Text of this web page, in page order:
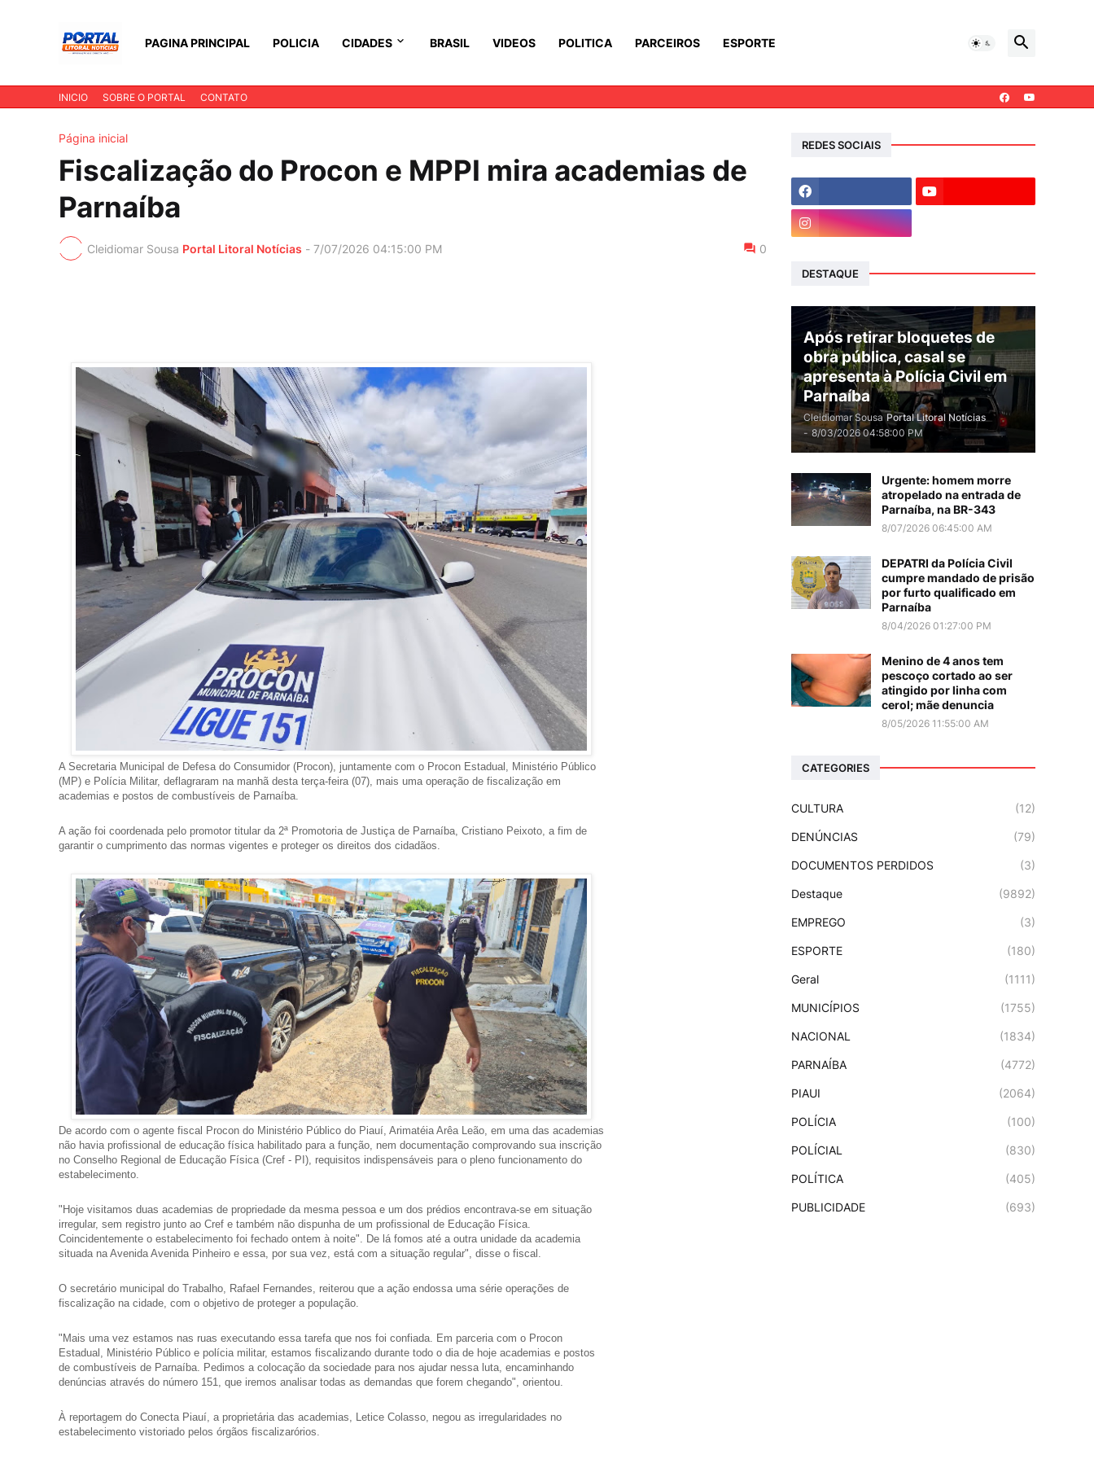
PAGINA PRINCIPAL POLICIA CIDADES BRASIL VIDEOS POLITICA PARCEIROS ESPORTE
INICIO SOBRE O PORTAL CONTATO
Página inicial
Fiscalização do Procon e MPPI mira academias de
Parnaíba
Cleidiomar Sousa Portal Litoral Notícias - 7/07/2026 04:15:00 PM 0
A Secretaria Municipal de Defesa do Consumidor (Procon), juntamente com o Procon Estadual, Ministério Público
(MP) e Polícia Militar, deflagraram na manhã desta terça-feira (07), mais uma operação de fiscalização em
academias e postos de combustíveis de Parnaíba.
A ação foi coordenada pelo promotor titular da 2ª Promotoria de Justiça de Parnaíba, Cristiano Peixoto, a fim de
garantir o cumprimento das normas vigentes e proteger os direitos dos cidadãos.
De acordo com o agente fiscal Procon do Ministério Público do Piauí, Arimatéia Arêa Leão, em uma das academias
não havia profissional de educação física habilitado para a função, nem documentação comprovando sua inscrição
no Conselho Regional de Educação Física (Cref - PI), requisitos indispensáveis para o pleno funcionamento do
estabelecimento.
"Hoje visitamos duas academias de propriedade da mesma pessoa e um dos prédios encontrava-se em situação
irregular, sem registro junto ao Cref e também não dispunha de um profissional de Educação Física.
Coincidentemente o estabelecimento foi fechado ontem à noite". De lá fomos até a outra unidade da academia
situada na Avenida Avenida Pinheiro e essa, por sua vez, está com a situação regular", disse o fiscal.
O secretário municipal do Trabalho, Rafael Fernandes, reiterou que a ação endossa uma série operações de
fiscalização na cidade, com o objetivo de proteger a população.
"Mais uma vez estamos nas ruas executando essa tarefa que nos foi confiada. Em parceria com o Procon
Estadual, Ministério Público e polícia militar, estamos fiscalizando durante todo o dia de hoje academias e postos
de combustíveis de Parnaíba. Pedimos a colocação da sociedade para nos ajudar nessa luta, encaminhando
denúncias através do número 151, que iremos analisar todas as demandas que forem chegando", orientou.
À reportagem do Conecta Piauí, a proprietária das academias, Letice Colasso, negou as irregularidades no
estabelecimento vistoriado pelos órgãos fiscalizarórios.
REDES SOCIAIS
DESTAQUE
Após retirar bloquetes de
obra pública, casal se
apresenta à Polícia Civil em
Parnaíba
Cleidiomar Sousa Portal Litoral Notícias
- 8/03/2026 04:58:00 PM
Urgente: homem morre
atropelado na entrada de
Parnaíba, na BR-343
8/07/2026 06:45:00 AM
DEPATRI da Polícia Civil
cumpre mandado de prisão
por furto qualificado em
Parnaíba
8/04/2026 01:27:00 PM
Menino de 4 anos tem
pescoço cortado ao ser
atingido por linha com
cerol; mãe denuncia
8/05/2026 11:55:00 AM
CATEGORIES
CULTURA (12)
DENÚNCIAS (79)
DOCUMENTOS PERDIDOS (3)
Destaque (9892)
EMPREGO (3)
ESPORTE (180)
Geral (1111)
MUNICÍPIOS (1755)
NACIONAL (1834)
PARNAÍBA (4772)
PIAUI (2064)
POLÍCIA (100)
POLÍCIAL (830)
POLÍTICA (405)
PUBLICIDADE (693)